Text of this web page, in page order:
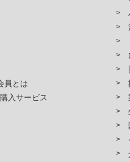
員とは
入サービス